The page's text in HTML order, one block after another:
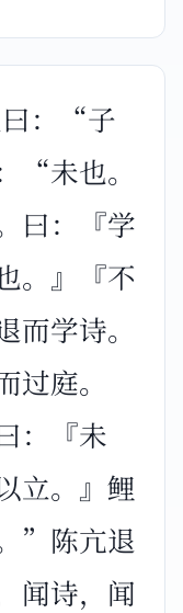
：“子
“未也。
曰：『学
。』『不
学诗。
庭。
：『未
立。』鲤
”陈亢退
闻诗，闻